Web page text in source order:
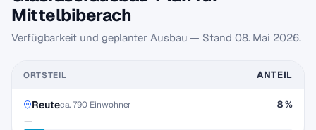
Mittelbiberach
Verfügbarkeit und geplanter Ausbau — Stand 08. Mai 2026.
ORTSTEIL ANTEIL
Reuteca. 790 Einwohner
—
8 %